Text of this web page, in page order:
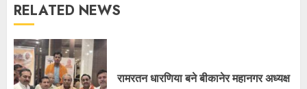
RELATED NEWS
रामरतन धारणिया बने बीकानेर महानगर अध्यक्ष